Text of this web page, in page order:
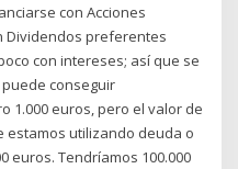
con Acciones
Dividendos preferentes
con intereses; así que se
conseguir
1.000 euros, pero el valor de
utilizando deuda o
euros. Tendríamos 100.000